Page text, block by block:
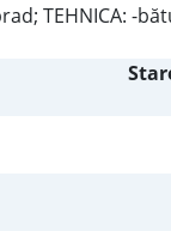
TEHNICA: -